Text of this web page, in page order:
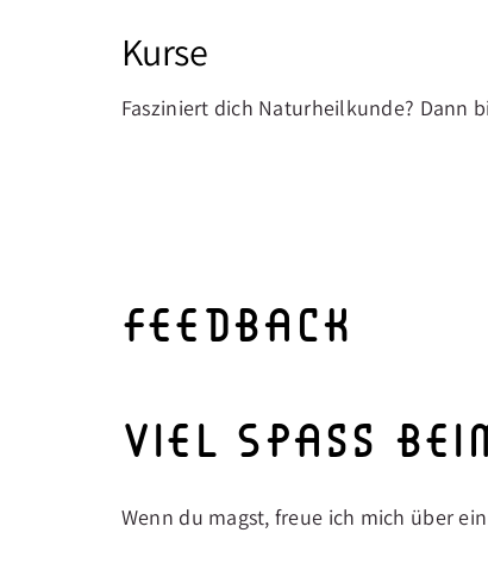
Kurse
Fasziniert dich Naturheilkunde? Dann
feedback
Viel Spass
Wenn du magst, freue ich mich über